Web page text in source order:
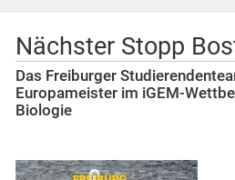
Nächster Stopp
Das Freiburger
Europameister im iGEM-
Biologie